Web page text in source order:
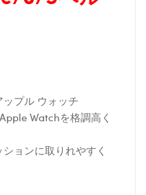
プル ウォッチ
Watchを格調高く
ョンに取りれやすく